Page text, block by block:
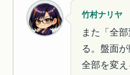
竹村ナリヤ
また「全
る。盤面
全部を変え